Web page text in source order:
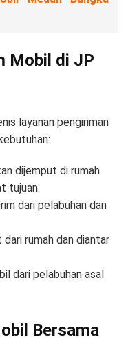
Mobil di JP
layanan pengiriman
dijemput di rumah
tujuan.
dari pelabuhan dan
rumah dan diantar
dari pelabuhan asal
Bersama